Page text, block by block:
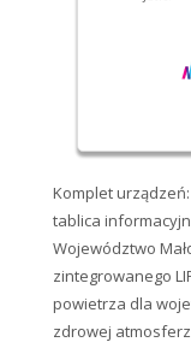
Komplet
tablica
Województwo
zintegrowanego
powietrza dla
zdrowej